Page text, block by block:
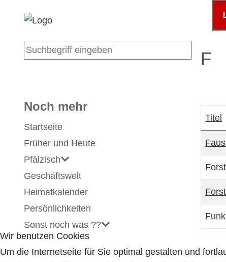
Suchen ...
Noch mehr
Startseite
Früher und Heute
Pfälzisch
Geschäftswelt
Heimatkalender
Persönlichkeiten
Sonst noch was ??
F
Titel
Wir benutzen Cookies
Um die Internetseite für Sie optimal gestalten und